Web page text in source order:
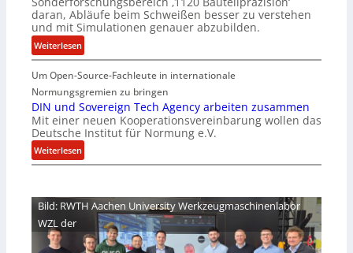
z
w
i
r
d
r
e
a
V
i
P
e
s
b
e
r
n
m
m
t
M
i
x
l
daran, Abläufe beim Schweißen besser zu verstehen
und mit Simulationen genauer abzubilden.
Weiterlesen:
D
e
m
G
e
h
e
i
n
i
d
Um Open-Source-Fachleute in internationale
Normungsgremien zu bringen
DIN und Sovereign Tech Agency arbeiten zusammen
Mit einer neuen Kooperationsvereinbarung wollen das
Deutsche Institut für Normung e.V.
Weiterlesen:
D
N
u
d
Bild: RWTH Aachen University Werkzeugmaschinenlabor
WZL der